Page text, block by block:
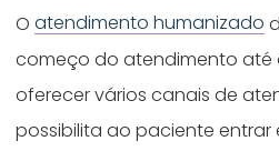
Oatendimento humanizado
começo do atendimento até
oferecer vários canais de
possibilita ao paciente